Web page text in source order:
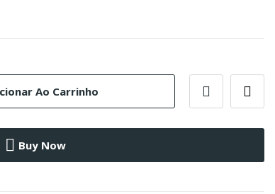
Ao Carrinho
Buy Now